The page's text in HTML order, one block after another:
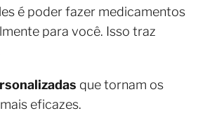
é poder fazer medicamentos
para você. Isso traz
que tornam os
eficazes.